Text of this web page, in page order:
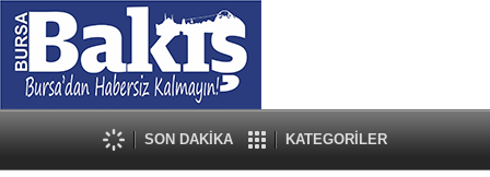
SON DAKİKA KATEGORİLER